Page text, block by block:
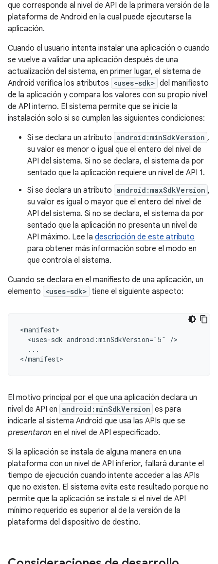
que corresponde al nivel de API de la primera versión de la
plataforma de Android en la cual puede ejecutarse la
aplicación.
Cuando el usuario intenta instalar una aplicación o cuando
se vuelve a validar una aplicación después de una
actualización del sistema, en primer lugar, el sistema de
Android verifica los atributos <uses-sdk> del manifiesto
de la aplicación y compara los valores con su propio nivel
de API interno. El sistema permite que se inicie la
instalación solo si se cumplen las siguientes condiciones:
Si se declara un atributo android:minSdkVersion ,
su valor es menor o igual que el entero del nivel de
API del sistema. Si no se declara, el sistema da por
sentado que la aplicación requiere un nivel de API 1.
Si se declara un atributo android:maxSdkVersion ,
su valor es igual o mayor que el entero del nivel de
API del sistema. Si no se declara, el sistema da por
sentado que la aplicación no presenta un nivel de
API máximo. Lee la descripción de este atributo
para obtener más información sobre el modo en
que controla el sistema.
Cuando se declara en el manifiesto de una aplicación, un
elemento <uses-sdk> tiene el siguiente aspecto:
<uses-sdk android:minSdkVersion="5"
...
</manifest>
El motivo principal por el que una aplicación declara un
nivel de API en android:minSdkVersion es para
indicarle al sistema Android que usa las APIs que se
presentaron en el nivel de API especificado.
Si la aplicación se instala de alguna manera en una
plataforma con un nivel de API inferior, fallará durante el
tiempo de ejecución cuando intente acceder a las APIs
que no existen. El sistema evita este resultado porque no
permite que la aplicación se instale si el nivel de API
mínimo requerido es superior al de la versión de la
plataforma del dispositivo de destino.